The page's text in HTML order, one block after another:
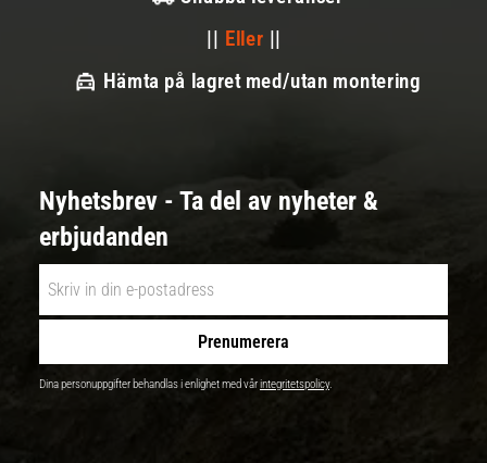
|| Eller ||
Hämta på lagret med/utan montering
Nyhetsbrev - Ta del av nyheter &
erbjudanden
Prenumerera
Dina personuppgifter behandlas i enlighet med vårintegritetspolicy.